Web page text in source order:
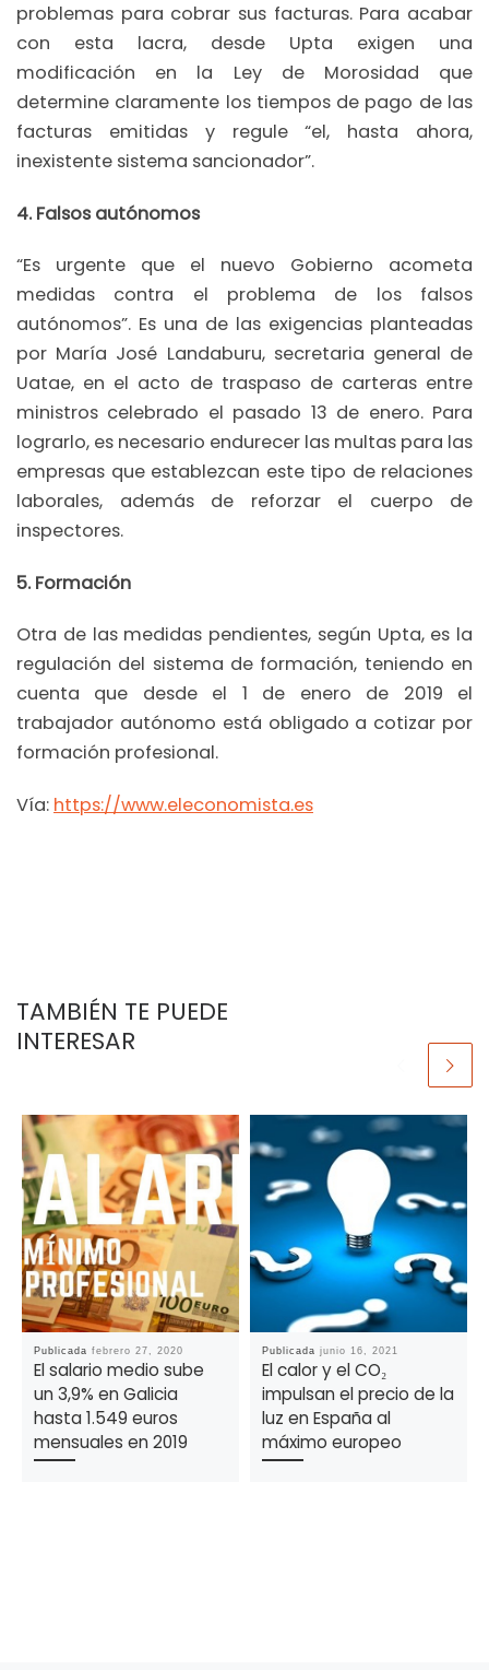
problemas para cobrar sus facturas. Para acabar
con esta lacra, desde Upta exigen una
modificación en la Ley de Morosidad que
determine claramente los tiempos de pago de las
facturas emitidas y regule “el, hasta ahora,
inexistente sistema sancionador”.
4. Falsos autónomos
“Es urgente que el nuevo Gobierno acometa
medidas contra el problema de los falsos
autónomos”. Es una de las exigencias planteadas
por María José Landaburu, secretaria general de
Uatae, en el acto de traspaso de carteras entre
ministros celebrado el pasado 13 de enero. Para
lograrlo, es necesario endurecer las multas para las
empresas que establezcan este tipo de relaciones
laborales, además de reforzar el cuerpo de
inspectores.
5. Formación
Otra de las medidas pendientes, según Upta, es la
regulación del sistema de formación, teniendo en
cuenta que desde el 1 de enero de 2019 el
trabajador autónomo está obligado a cotizar por
formación profesional.
Vía: https://www.eleconomista.es
TAMBIÉN TE PUEDE
INTERESAR
Publicada febrero 27, 2020
El salario medio sube
un 3,9% en Galicia
hasta 1.549 euros
mensuales en 2019
Publicada junio 16, 2021
El calor y el CO₂
impulsan el precio de la
luz en España al
máximo europeo